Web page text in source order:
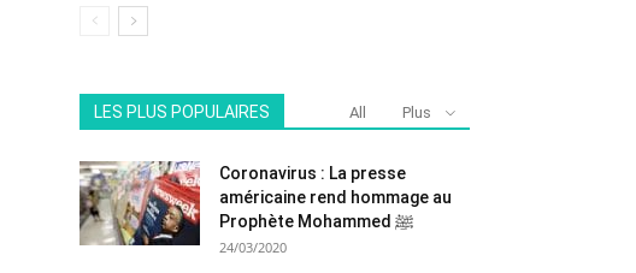
LES PLUS POPULAIRES All Plus
Coronavirus : La presse
américaine rend hommage au
Prophète Mohammed ﷺ
24/03/2020